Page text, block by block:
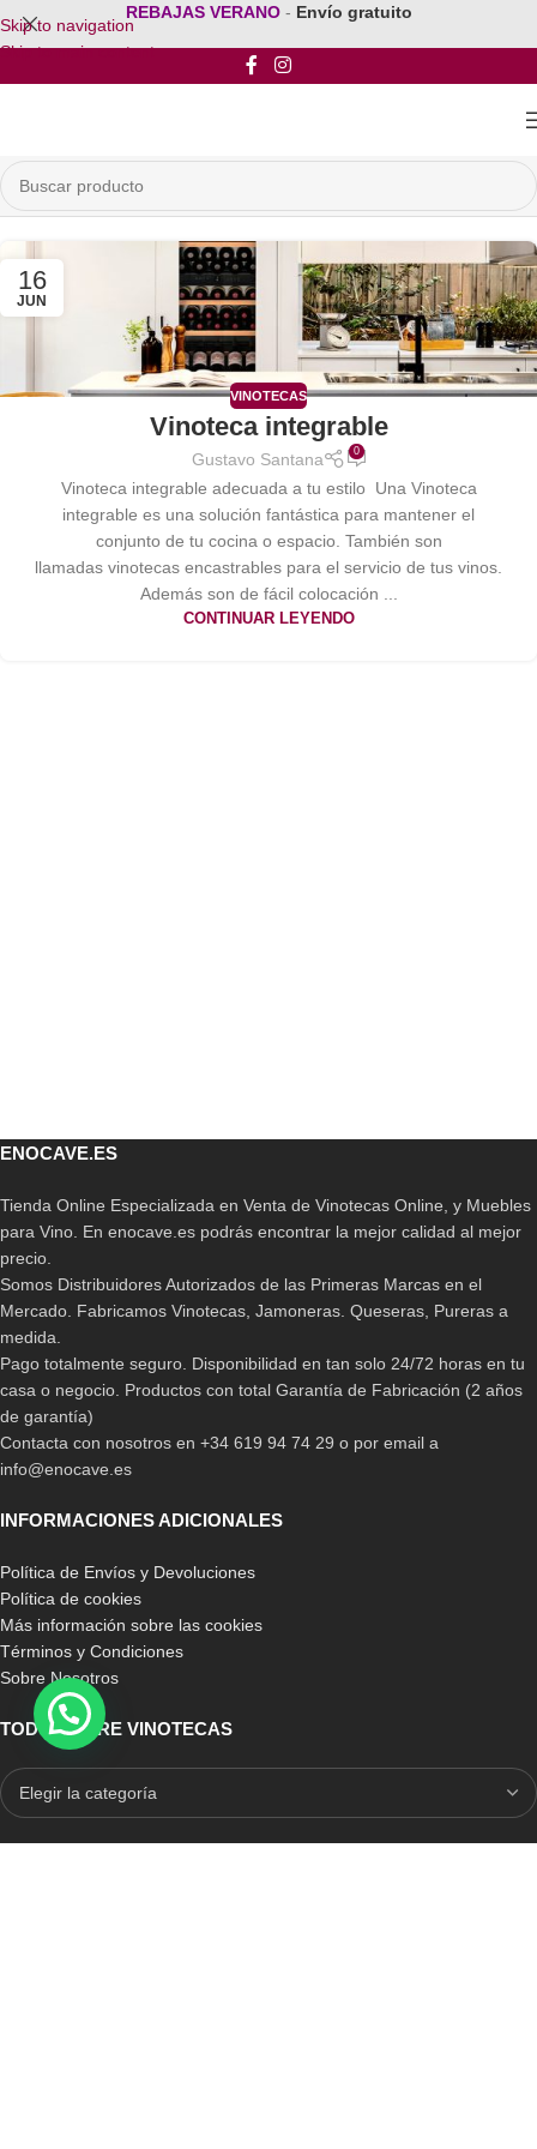
Skip to navigation
Skip to main content
REBAJAS VERANO - Envío gratuito
16
JUN
VINOTECAS
Vinoteca integrable
Gustavo Santana 0
Vinoteca integrable adecuada a tu estilo Una Vinoteca
integrable es una solución fantástica para mantener el
conjunto de tu cocina o espacio. También son
llamadas vinotecas encastrables para el servicio de tus vinos.
Además son de fácil colocación ...
CONTINUAR LEYENDO
ENOCAVE.ES
Tienda Online Especializada en Venta de Vinotecas Online, y Muebles
para Vino. En enocave.es podrás encontrar la mejor calidad al mejor
precio.
Somos Distribuidores Autorizados de las Primeras Marcas en el
Mercado. Fabricamos Vinotecas, Jamoneras. Queseras, Pureras a
medida.
Pago totalmente seguro. Disponibilidad en tan solo 24/72 horas en tu
casa o negocio. Productos con total Garantía de Fabricación (2 años
de garantía)
Contacta con nosotros en +34 619 94 74 29 o por email a
info@enocave.es
INFORMACIONES ADICIONALES
Política de Envíos y Devoluciones
Política de cookies
Más información sobre las cookies
Términos y Condiciones
Sobre Nosotros
TODO SOBRE VINOTECAS